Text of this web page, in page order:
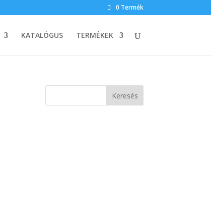
0 Termék
KATALÓGUS TERMÉKEK
Keresés